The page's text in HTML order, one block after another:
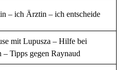
– ich Ärztin – ich entscheide
mit Lupusza – Hilfe bei
– Tipps gegen Raynaud